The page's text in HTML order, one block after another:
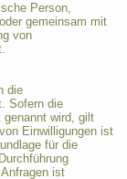
Person,
gemeinsam mit
von
die
Sofern die
genannt wird, gilt
Einwilligungen ist
für die
ist